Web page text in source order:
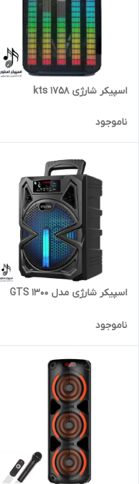
اسپیکر شارژی kts 1758
ناموجود
اسپیکر شارژی مدل GTS 1300
ناموجود